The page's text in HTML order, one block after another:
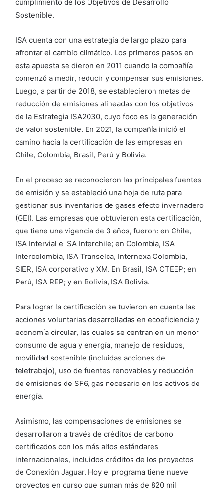
cumplimiento de los Objetivos de Desarrollo
Sostenible.
ISA cuenta con una estrategia de largo plazo para
afrontar el cambio climático. Los primeros pasos en
esta apuesta se dieron en 2011 cuando la compañía
comenzó a medir, reducir y compensar sus emisiones.
Luego, a partir de 2018, se establecieron metas de
reducción de emisiones alineadas con los objetivos
de la Estrategia ISA2030, cuyo foco es la generación
de valor sostenible. En 2021, la compañía inició el
camino hacia la certificación de las empresas en
Chile, Colombia, Brasil, Perú y Bolivia.
En el proceso se reconocieron las principales fuentes
de emisión y se estableció una hoja de ruta para
gestionar sus inventarios de gases efecto invernadero
(GEI). Las empresas que obtuvieron esta certificación,
que tiene una vigencia de 3 años, fueron: en Chile,
ISA Intervial e ISA Interchile; en Colombia, ISA
Intercolombia, ISA Transelca, Internexa Colombia,
SIER, ISA corporativo y XM. En Brasil, ISA CTEEP; en
Perú, ISA REP; y en Bolivia, ISA Bolivia.
Para lograr la certificación se tuvieron en cuenta las
acciones voluntarias desarrolladas en ecoeficiencia y
economía circular, las cuales se centran en un menor
consumo de agua y energía, manejo de residuos,
movilidad sostenible (incluidas acciones de
teletrabajo), uso de fuentes renovables y reducción
de emisiones de SF6, gas necesario en los activos de
energía.
Asimismo, las compensaciones de emisiones se
desarrollaron a través de créditos de carbono
certificados con los más altos estándares
internacionales, incluidos créditos de los proyectos
de Conexión Jaguar. Hoy el programa tiene nueve
proyectos en curso que suman más de 820 mil